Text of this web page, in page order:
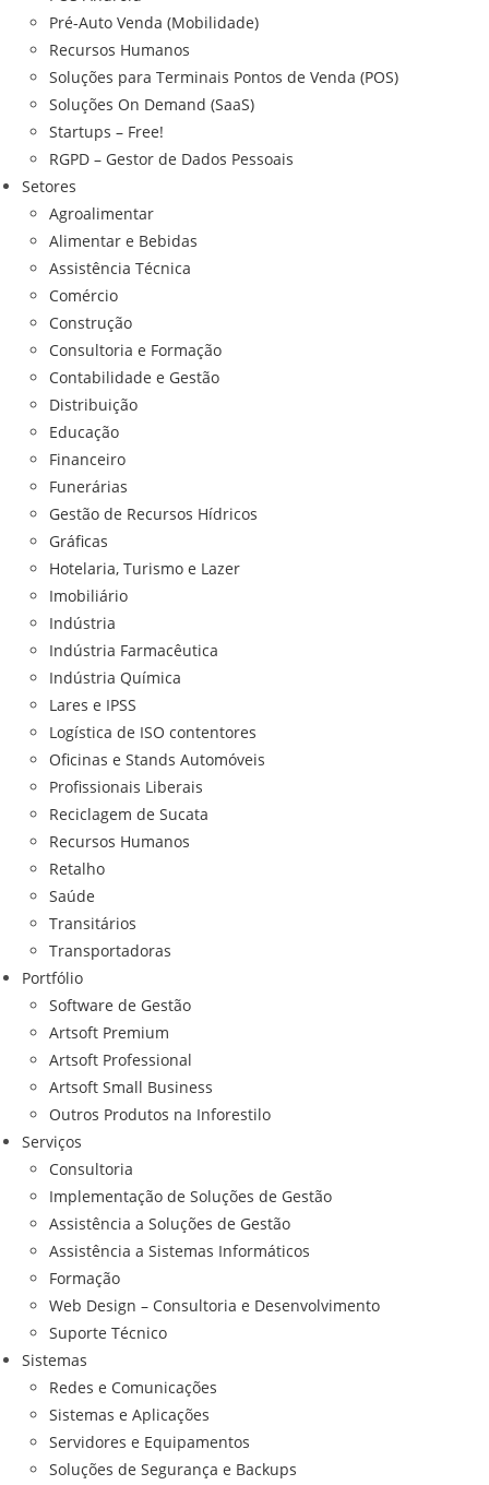
Pré-Auto Venda (Mobilidade)
Recursos Humanos
Soluções para Terminais Pontos de Venda (POS)
Soluções On Demand (SaaS)
Startups – Free!
RGPD – Gestor de Dados Pessoais
Setores
Agroalimentar
Alimentar e Bebidas
Assistência Técnica
Comércio
Construção
Consultoria e Formação
Contabilidade e Gestão
Distribuição
Educação
Financeiro
Funerárias
Gestão de Recursos Hídricos
Gráficas
Hotelaria, Turismo e Lazer
Imobiliário
Indústria
Indústria Farmacêutica
Indústria Química
Lares e IPSS
Logística de ISO contentores
Oficinas e Stands Automóveis
Profissionais Liberais
Reciclagem de Sucata
Recursos Humanos
Retalho
Saúde
Transitários
Transportadoras
Portfólio
Software de Gestão
Artsoft Premium
Artsoft Professional
Artsoft Small Business
Outros Produtos na Inforestilo
Serviços
Consultoria
Implementação de Soluções de Gestão
Assistência a Soluções de Gestão
Assistência a Sistemas Informáticos
Formação
Web Design – Consultoria e Desenvolvimento
Suporte Técnico
Sistemas
Redes e Comunicações
Sistemas e Aplicações
Servidores e Equipamentos
Soluções de Segurança e Backups